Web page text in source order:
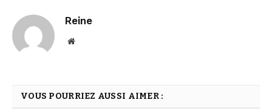
Reine
Website
VOUS POURRIEZ AUSSI AIMER :